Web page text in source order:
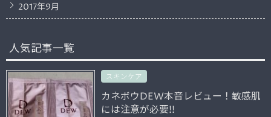
2017年9月
人気記事一覧
スキンケア
カネボウDEW本音レビュー！敏感肌
には注意が必要!!